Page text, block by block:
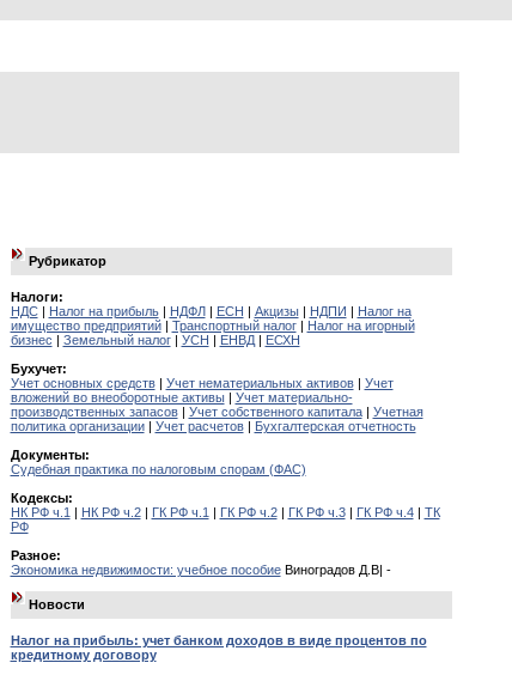
Рубрикатор
Налоги:
НДС| Налог на прибыль| НДФЛ| ЕСН | Акцизы| НДПИ | Налог на
имущество предприятий| Транспортный налог| Налог на игорный
бизнес | Земельный налог| УСН | ЕНВД| ЕСХН
Бухучет:
Учет основных средств| Учет нематериальных активов| Учет
вложений во внеоборотные активы| Учет материально-
производственных запасов| Учет собственного капитала| Учетная
политика организации| Учет расчетов| Бухгалтерская отчетность
Документы:
Судебная практика по налоговым спорам (ФАС)
Кодексы:
НК РФ ч.1 | НК РФ ч.2| ГК РФ ч.1 | ГК РФ ч.2| ГК РФ ч.3| ГК РФ ч.4| ТК
РФ
Разное:
Экономика недвижимости: учебное пособиеВиноградов Д.В| -
Новости
Налог на прибыль: учет банком доходов в виде процентов по
кредитному договору